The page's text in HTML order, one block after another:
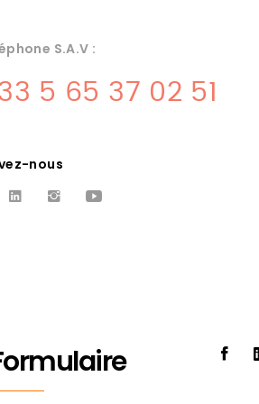
S.A.V :
5 65 37 02 51
nous
professionnel